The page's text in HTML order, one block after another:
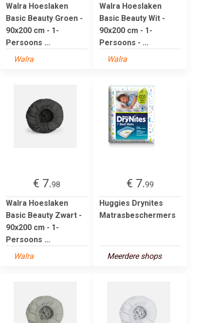
Walra Hoeslaken
Basic Beauty Groen -
90x200 cm - 1-
Persoons ...
Walra
Walra Hoeslaken
Basic Beauty Wit -
90x200 cm - 1-
Persoons - ...
Walra
€ 7.98
Walra Hoeslaken
Basic Beauty Zwart -
90x200 cm - 1-
Persoons ...
Walra
€ 7.99
Huggies Drynites
Matrasbeschermers
Meerdere shops